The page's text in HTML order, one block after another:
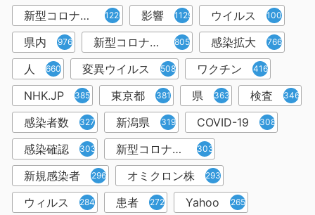
新型コロナウイルス感染症 1226 影響 1129 ウイルス 1001
県内 976 新型コロナウイルス感染 805 感染拡大 766
人 660 変異ウイルス 508 ワクチン 416
NHK.JP 385 東京都 381 県 363 検査 346
感染者数 327 新潟県 319 COVID-19 308
感染確認 303 新型コロナウィルス感染症 303
新規感染者 296 オミクロン株 293
ウィルス 284 患者 272 Yahoo 265